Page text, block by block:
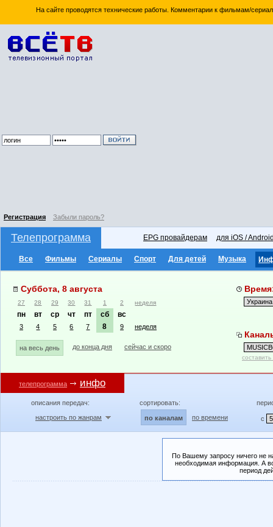
На сайте проводятся технические работы. Комментарии к фильмам/
Регистрация Забыли пароль?
Телепрограмма EPG провайдерам для iOS /
Все Фильмы Сериалы Спорт Для детей Музыка
Суббота, 8 августа
27 28 29 30 31 1 2 неделя
пн вт ср чт пт сб вс
3 4 5 6 7 8 9 неделя
на весь день до конца дня сейчас и скоро
телепрограмма инфо
описания передач:
настроить по жанрам
сортировать:
по каналам по времени с
По Вашему запросу ничего не
необходимая информация. А
период